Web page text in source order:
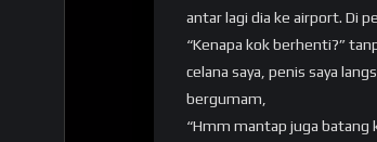
antar lagi dia ke airport. Di
“Kenapa kok berhenti?”
celana saya, penis saya
bergumam,
“Hmm mantap juga batang